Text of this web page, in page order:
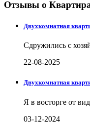
Отзывы о
Двухкомнатная
Сдружились с
22-08-2025
Двухкомнатная
Я в восторге от
03-12-2024